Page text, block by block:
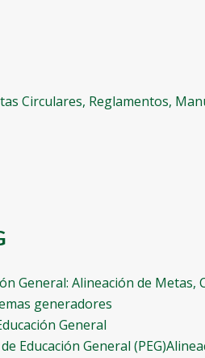
Circulares, Reglamentos,
General: Alineación de Metas,
generadores
General
Educación General (PEG)